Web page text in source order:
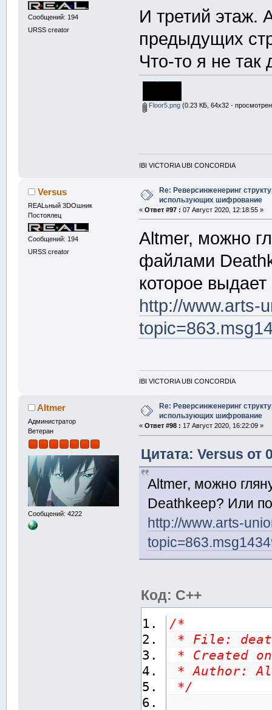
Сообщений: 194
URSS creator
И третий этаж.
предыдущих
Что-то я не так
Floor5.png(0.23 КБ, 64x32 -
IBI VICTORIA UBI CONCORDIA
Versus
REALьный 3DOшник
Постоялец
Сообщений: 194
URSS creator
Re: Реверсинженеринг
использующих шифрование
«Ответ #97 : 07 Август 2020, 12:18:55 »
Altmer, можно
файлами
которое выдает
http://www.arts-
IBI VICTORIA UBI CONCORDIA
Altmer
Администратор
Ветеран
Сообщений: 4222
Re: Реверсинженеринг
использующих шифрование
«Ответ #98 : 17 Август 2020, 16:22:09 »
Цитата: Versus от
Altmer, можно
Deathkeep? Или
http://www.arts-
Код: C++
/*
* File:
* Created
* Author:
*/